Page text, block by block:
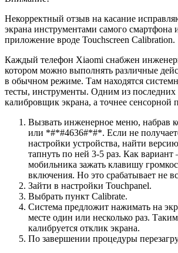
Некорректный отзыв на касание
экрана инструментами самого смартфона
приложение вроде Touchscreen Calibration.
Каждый телефон Xiaomi снабжен
котором можно выполнять различные
в обычном режиме. Там находятся
тесты, инструменты. Одним из последних
калибровщик экрана, а точнее сенсорной
Вызвать инженерное меню, набрав
или *#*#4636#*#*. Если не
настройки устройства, найти
тапнуть по ней 3-5 раз. Как вариант
мобильника зажать клавишу
включения. Но это срабатывает не
Зайти в настройки Touchpanel.
Выбрать пункт Calibrate.
Система предложит нажимать на
месте один или несколько раз.
калибруется отклик экрана.
По завершении процедуры